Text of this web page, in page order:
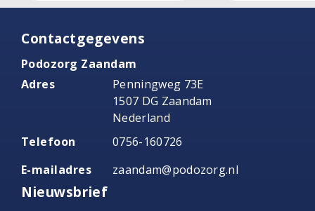
Contactgegevens
Podozorg Zaandam
Adres
Penningweg 73E
1507 DG Zaandam
Nederland
Telefoon
0756-160726
E-mailadres
zaandam@podozorg.nl
Nieuwsbrief